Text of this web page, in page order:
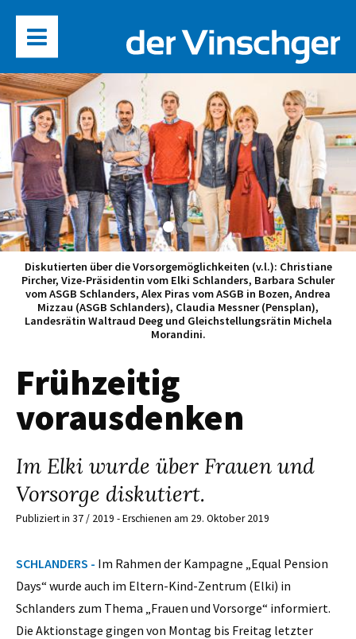
Diskutierten über die Vorsorgemöglichkeiten (v.l.): Christiane
Pircher, Vize-Präsidentin vom Elki Schlanders, Barbara Schuler
vom ASGB Schlanders, Alex Piras vom ASGB in Bozen, Andrea
Mizzau (ASGB Schlanders), Claudia Messner (Pensplan),
Landesrätin Waltraud Deeg und Gleichstellungsrätin Michela
Morandini.
Frühzeitig
vorausdenken
Im Elki wurde über Frauen und
Vorsorge diskutiert.
Publiziert in 37 / 2019 - Erschienen am 29. Oktober 2019
SCHLANDERS - Im Rahmen der Kampagne „Equal Pension
Days“ wurde auch im Eltern-Kind-Zentrum (Elki) in
Schlanders zum Thema „Frauen und Vorsorge“ informiert.
Die Aktionstage gingen von Montag bis Freitag letzter